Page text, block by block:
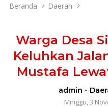
Beranda Daerah
Warga Desa
Keluhkan
Mustafa
admin -
Minggu, 3